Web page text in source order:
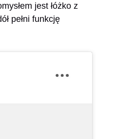
jest łóżko z
pełni funkcję